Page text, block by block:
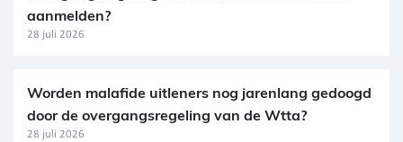
aanmelden?
28 juli 2026
Worden malafide uitleners nog jarenlang gedoogd
door de overgangsregeling van de Wtta?
28 juli 2026